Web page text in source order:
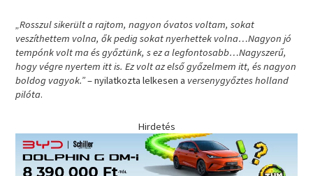
„Rosszul sikerült a rajtom, nagyon óvatos voltam, sokat
veszíthettem volna, ők pedig sokat nyerhettek volna…Nagyon jó
tempónk volt ma és győztünk, s ez a legfontosabb…Nagyszerű,
hogy végre nyertem itt is. Ez volt az első győzelmem itt, és nagyon
boldog vagyok.”– nyilatkozta lelkesen a versenygyőztes holland
pilóta.
Hirdetés